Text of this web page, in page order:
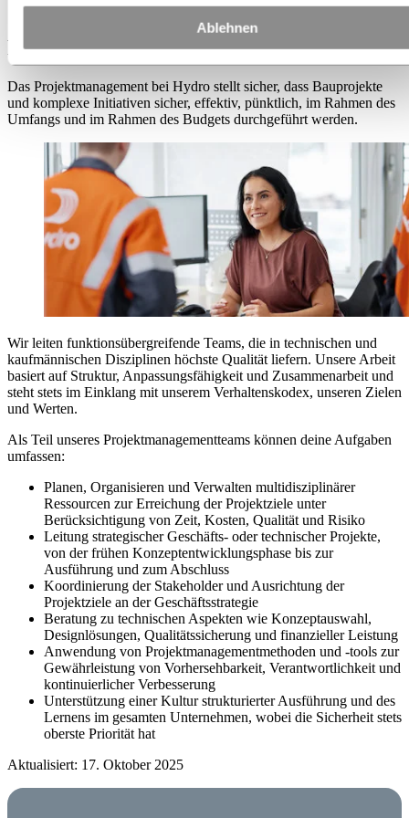
Ablehnen
Projektmanagement
Projektmanagement
Das Projektmanagement bei Hydro stellt sicher, dass Bauprojekte
und komplexe Initiativen sicher, effektiv, pünktlich, im Rahmen des
Umfangs und im Rahmen des Budgets durchgeführt werden.
Wir leiten funktionsübergreifende Teams, die in technischen und
kaufmännischen Disziplinen höchste Qualität liefern. Unsere Arbeit
basiert auf Struktur, Anpassungsfähigkeit und Zusammenarbeit und
steht stets im Einklang mit unserem Verhaltenskodex, unseren Zielen
und Werten.
Als Teil unseres Projektmanagementteams können deine Aufgaben
umfassen:
Planen, Organisieren und Verwalten multidisziplinärer
Ressourcen zur Erreichung der Projektziele unter
Berücksichtigung von Zeit, Kosten, Qualität und Risiko
Leitung strategischer Geschäfts- oder technischer Projekte,
von der frühen Konzeptentwicklungsphase bis zur
Ausführung und zum Abschluss
Koordinierung der Stakeholder und Ausrichtung der
Projektziele an der Geschäftsstrategie
Beratung zu technischen Aspekten wie Konzeptauswahl,
Designlösungen, Qualitätssicherung und finanzieller Leistung
Anwendung von Projektmanagementmethoden und -tools zur
Gewährleistung von Vorhersehbarkeit, Verantwortlichkeit und
kontinuierlicher Verbesserung
Unterstützung einer Kultur strukturierter Ausführung und des
Lernens im gesamten Unternehmen, wobei die Sicherheit stets
oberste Priorität hat
Aktualisiert: 17. Oktober 2025